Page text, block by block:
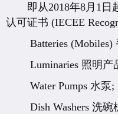
即从2018年8月1日
认可证书 (IECEE
Batteries (Mobiles)
Luminaries 照明产
Water Pumps 水泵;
Dish Washers 洗碗